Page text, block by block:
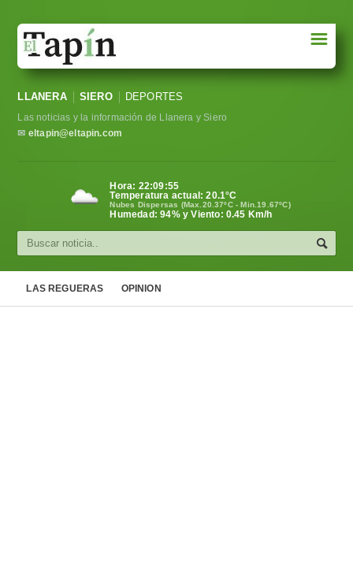
Sociedad
Política
Cultura
☰
LLANERA SIERO DEPORTES
Las noticias y la información de Llanera y Siero
✉ eltapin@eltapin.com
Hora: 22:09:56
Temperatura actual:20.1°C
Nubes Dispersas (Max.20.37ºC - Min.19.67ºC)
Humedad: 94% y Viento: 0.45 Km/h
LAS REGUERAS OPINION